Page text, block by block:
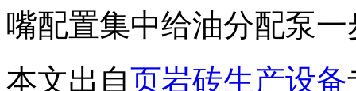
嘴配置集中给油分配泵
本文出自页岩砖生产设备